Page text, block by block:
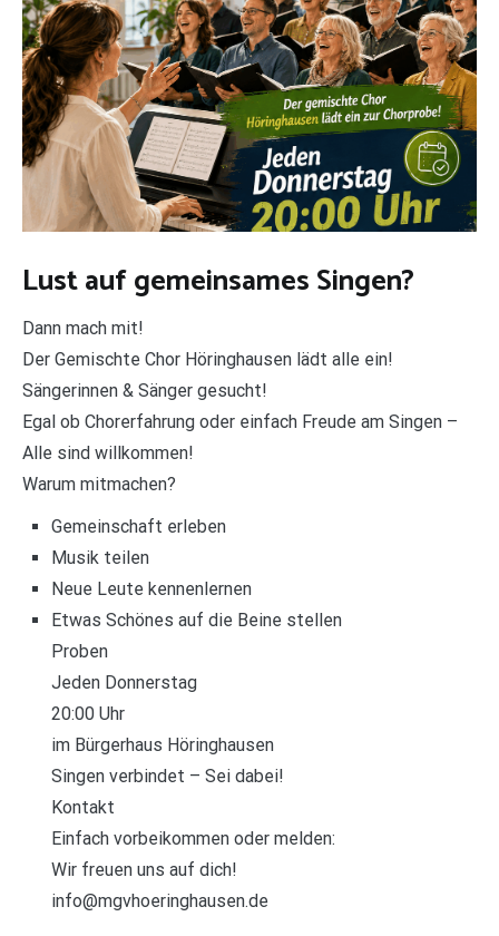
Lust auf gemeinsames Singen?
Dann mach mit!
Der Gemischte Chor Höringhausen lädt alle ein!
Sängerinnen & Sänger gesucht!
Egal ob Chorerfahrung oder einfach Freude am Singen –
Alle sind willkommen!
Warum mitmachen?
Gemeinschaft erleben
Musik teilen
Neue Leute kennenlernen
Etwas Schönes auf die Beine stellen
Proben
Jeden Donnerstag
20:00 Uhr
im Bürgerhaus Höringhausen
Singen verbindet – Sei dabei!
Kontakt
Einfach vorbeikommen oder melden:
Wir freuen uns auf dich!
info@mgvhoeringhausen.de